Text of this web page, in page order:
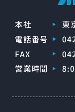
本社
東
電話番号
FAX
営業時間